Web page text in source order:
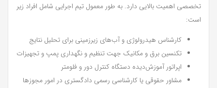
تخصصی اهمیت بالایی دارد. به طور معمول تیم اجرایی شامل افراد زیر
است:
کارشناس هیدرولوژی و آب‌های زیرزمینی برای تحلیل نتایج
تکنسین برق و مکانیک جهت تنظیم و نگهداری پمپ و تجهیزات
اپراتور آموزش‌دیده دستگاه‌ کنترل دور و فلومتر
مشاور حقوقی یا کارشناسی رسمی دادگستری در امور مجوزها